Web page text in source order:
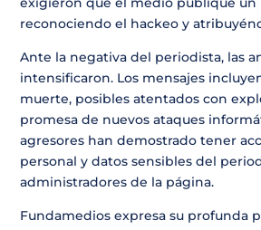
reconociendo el hackeo y
Ante la negativa del periodista, las
intensificaron. Los mensajes
muerte, posibles atentados con
promesa de nuevos ataques
agresores han demostrado tener
personal y datos sensibles del
administradores de la página.
Fundamedios expresa su profunda